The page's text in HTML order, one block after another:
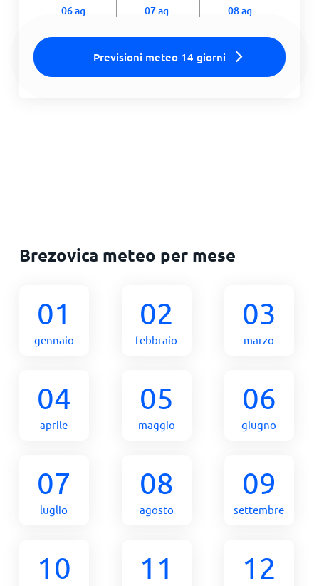
06 ag. 07 ag. 08 ag.
Previsioni meteo 14 giorni
Brezovica meteo per mese
01
gennaio
02
febbraio
03
marzo
04
aprile
05
maggio
06
giugno
07
luglio
08
agosto
09
settembre
10 11 12